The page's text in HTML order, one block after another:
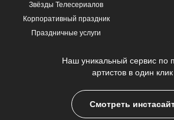
Звёзды Телесериалов
Корпоративный праздник
Праздничные услуги
Наш уникальный сервис по
артистов в один клик
Смотреть